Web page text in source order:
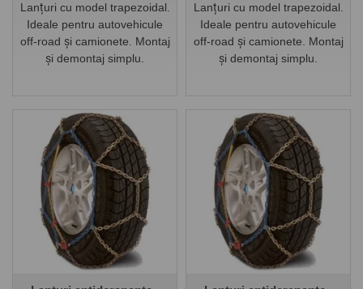
Lanțuri cu model trapezoidal.
Ideale pentru autovehicule
off-road și camionete. Montaj
și demontaj simplu.
Lanțuri cu model trapezoidal.
Ideale pentru autovehicule
off-road și camionete. Montaj
și demontaj simplu.